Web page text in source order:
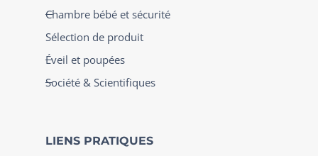
Chambre bébé et sécurité
Sélection de produit
Éveil et poupées
Société & Scientifiques
LIENS PRATIQUES